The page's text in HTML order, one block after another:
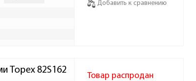
Добавить к сравнению
Topex 82S162
Товар распродан